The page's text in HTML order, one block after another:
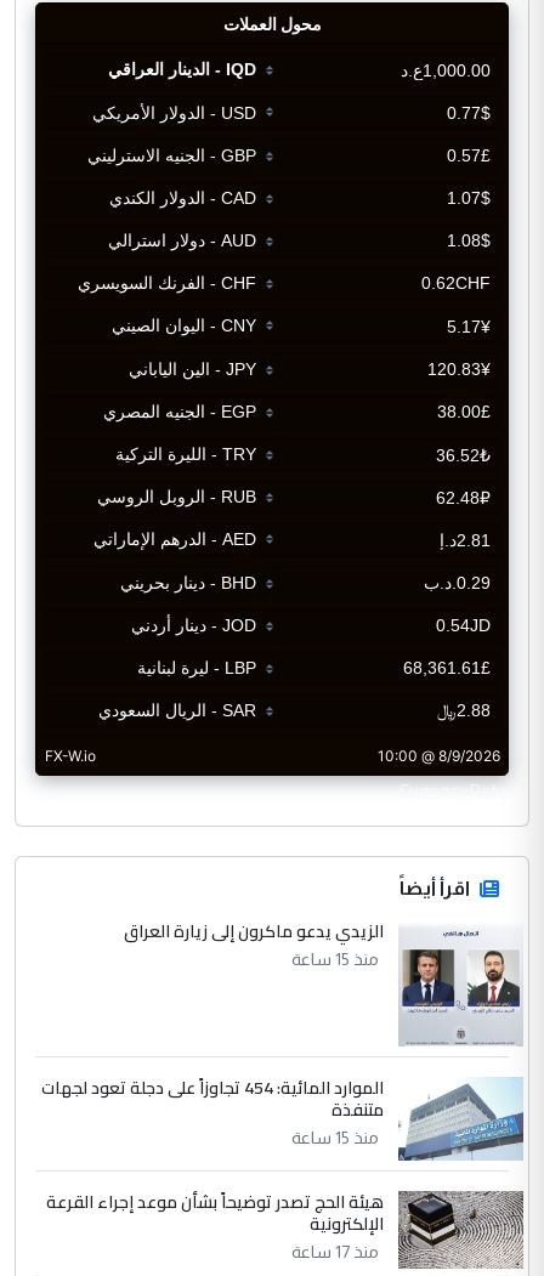
CurrencyRate
اقرأ أيضاً
الزيدي يدعو ماكرون إلى زيارة العراق
منذ 15 ساعة
الموارد المائية: 454 تجاوزاً على دجلة تعود لجهات
متنفذة
منذ 15 ساعة
هيئة الحج تصدر توضيحاً بشأن موعد إجراء القرعة
الإلكترونية
منذ 17 ساعة